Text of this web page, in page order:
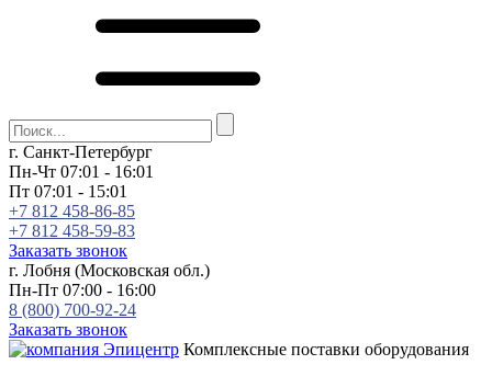
г. Санкт-Петербург
Пн-Чт 07:01 - 16:01
Пт 07:01 - 15:01
+7 812 458-86-85
+7 812 458-59-83
Заказать звонок
г. Лобня (Московская обл.)
Пн-Пт 07:00 - 16:00
8 (800) 700-92-24
Заказать звонок
Комплексные поставки оборудования